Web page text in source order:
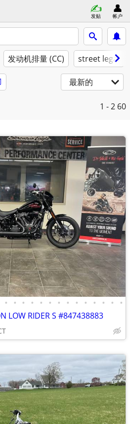
发贴 帐户
发动机排量 (CC) street legal
最新的
1 - 2 60
• • • • • • • • • • • • • •
LOW RIDER S #847438883